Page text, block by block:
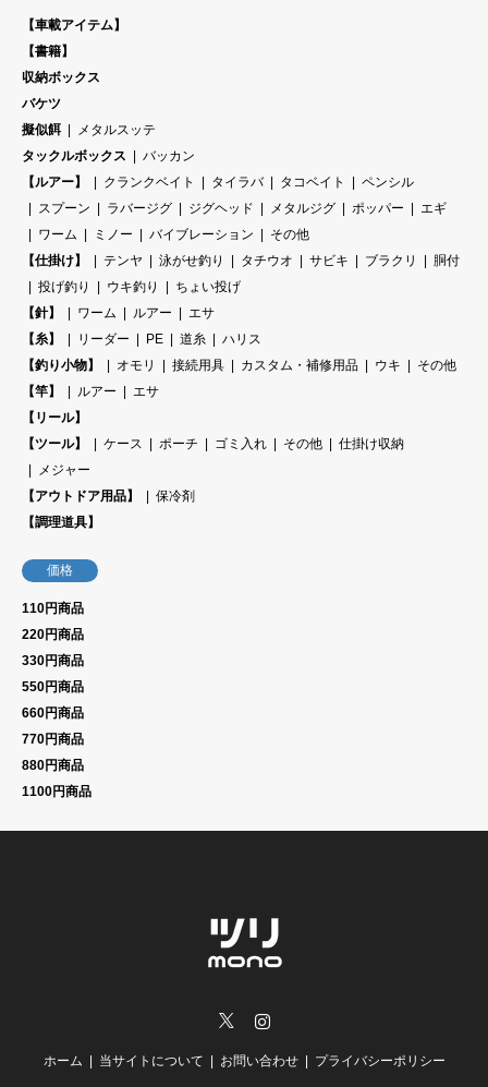
【車載アイテム】
【書籍】
収納ボックス
バケツ
擬似餌
メタルスッテ
タックルボックス
バッカン
【ルアー】
クランクベイト タイラバ タコベイト
ペンシル
スプーン
ラバージグ ジグヘッド メタルジグ ポッパー
エギ
ワーム
ミノー バイブレーション
その他
【仕掛け】
テンヤ 泳がせ釣り タチウオ サビキ ブラクリ
胴付
投げ釣り
ウキ釣り
ちょい投げ
【針】
ワーム ルアー
エサ
【糸】
リーダー PE 道糸
ハリス
【釣り小物】
オモリ 接続用具 カスタム・補修用品 ウキ
その他
【竿】
ルアー
エサ
【リール】
【ツール】
ケース ポーチ ゴミ入れ その他
仕掛け収納
メジャー
【アウトドア用品】
保冷剤
【調理道具】
価格
110円商品
220円商品
330円商品
550円商品
660円商品
770円商品
880円商品
1100円商品
ホーム 当サイトについて お問い合わせ プライバシーポリシー